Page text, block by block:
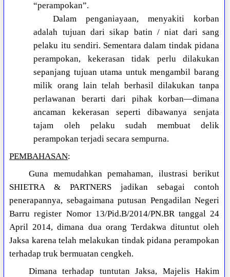
“perampokan”.
Dalam penganiayaan, menyakiti korban
adalah tujuan dari sikap batin / niat dari sang
pelaku itu sendiri. Sementara dalam tindak pidana
perampokan, kekerasan tidak perlu dilakukan
sepanjang tujuan utama untuk mengambil barang
milik orang lain telah berhasil dilakukan tanpa
perlawanan berarti dari pihak korban—dimana
ancaman kekerasan seperti dibawanya senjata
tajam oleh pelaku sudah membuat delik
perampokan terjadi secara sempurna.
PEMBAHASAN:
Guna memudahkan pemahaman, ilustrasi berikut
SHIETRA & PARTNERS jadikan sebagai contoh
penerapannya, sebagaimana putusan Pengadilan Negeri
Barru register Nomor 13/Pid.B/2014/PN.BR tanggal 24
April 2014, dimana dua orang Terdakwa dituntut oleh
Jaksa karena telah melakukan tindak pidana perampokan
terhadap truk bermuatan cengkeh.
Dimana terhadap tuntutan Jaksa, Majelis Hakim